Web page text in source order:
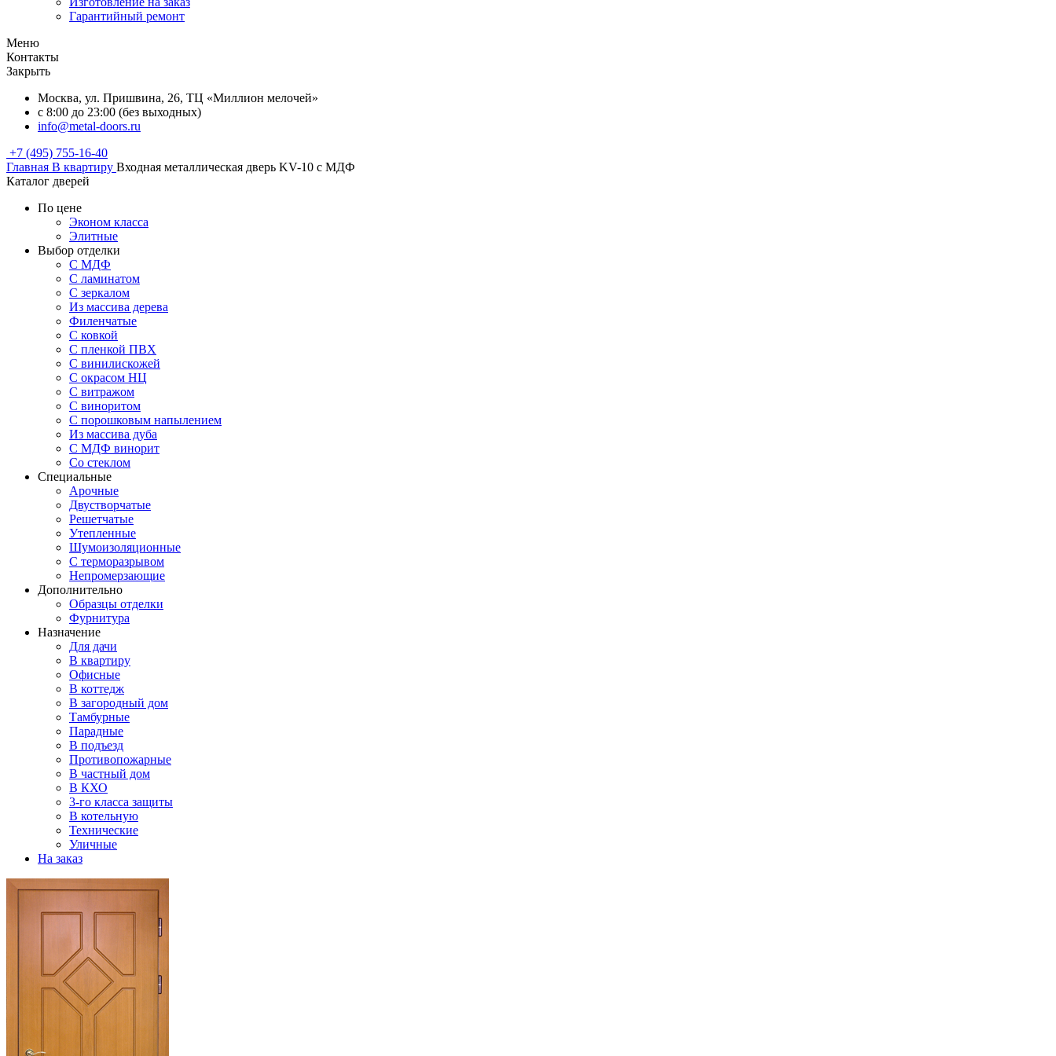
Гарантийный ремонт
Меню
Контакты
Закрыть
Москва, ул. Пришвина, 26, ТЦ «Миллион мелочей»
с 8:00 до 23:00 (без выходных)
info@metal-doors.ru
+7 (495) 755-16-40
Главная В квартиру Входная металлическая дверь KV-10 с МДФ
Каталог дверей
По цене
Эконом класса
Элитные
Выбор отделки
С МДФ
С ламинатом
С зеркалом
Из массива дерева
Филенчатые
С ковкой
С пленкой ПВХ
С винилискожей
С окрасом НЦ
С витражом
С виноритом
С порошковым напылением
Из массива дуба
С МДФ винорит
Со стеклом
Специальные
Арочные
Двустворчатые
Решетчатые
Утепленные
Шумоизоляционные
С терморазрывом
Непромерзающие
Дополнительно
Образцы отделки
Фурнитура
Назначение
Для дачи
В квартиру
Офисные
В коттедж
В загородный дом
Тамбурные
Парадные
В подъезд
Противопожарные
В частный дом
В КХО
3-го класса защиты
В котельную
Технические
Уличные
На заказ